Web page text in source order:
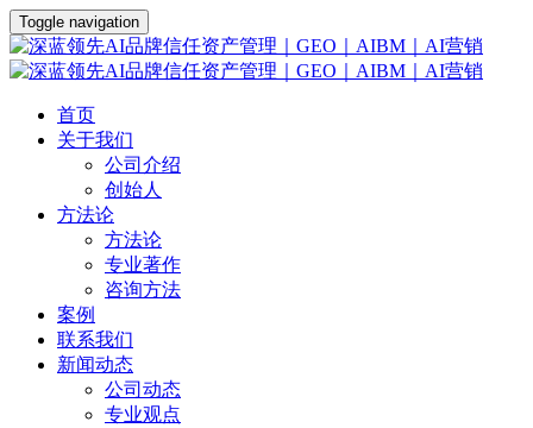
Toggle navigation
首页
关于我们
公司介绍
创始人
方法论
方法论
专业著作
咨询方法
案例
联系我们
新闻动态
公司动态
专业观点